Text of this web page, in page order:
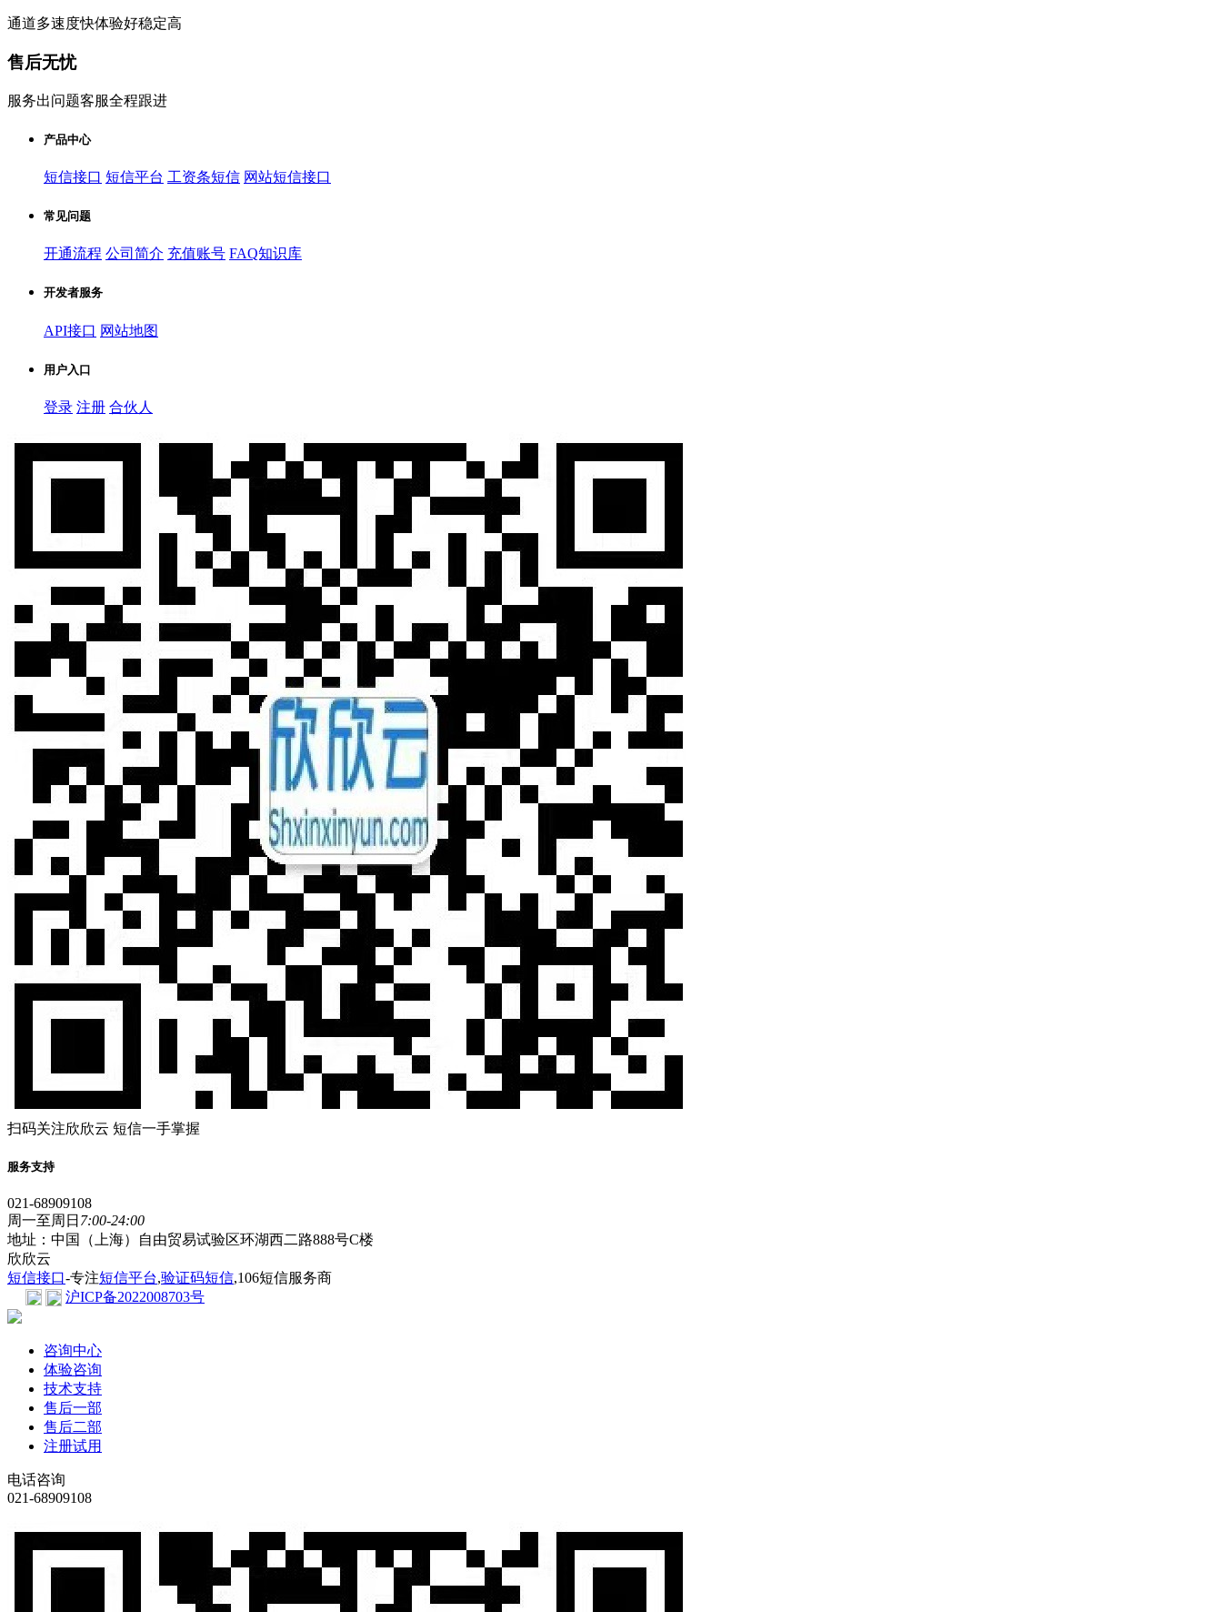
通道多速度快体验好稳定高
售后无忧
服务出问题客服全程跟进
产品中心
短信接口 短信平台 工资条短信 网站短信接口
常见问题
开通流程 公司简介 充值账号 FAQ知识库
开发者服务
API接口 网站地图
用户入口
登录 注册 合伙人
扫码关注欣欣云 短信一手掌握
服务支持
021-68909108
周一至周日 7:00-24:00
地址：中国（上海）自由贸易试验区环湖西二路888号C楼
欣欣云
短信接口-专注短信平台,验证码短信,106短信服务商
沪ICP备2022008703号
咨询中心
体验咨询
技术支持
售后一部
售后二部
注册试用
电话咨询
021-68909108